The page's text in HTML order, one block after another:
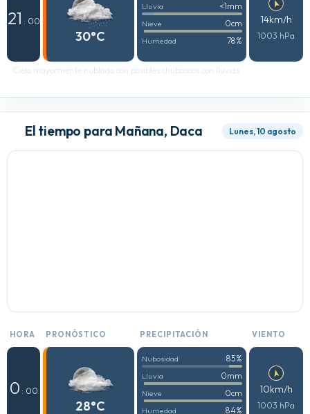
21 : 00
30°C
Lluvia <1mm
Nieve 0cm
Humedad 78%
14km/h
1003 hPa
Cielo mayormente nublado con posibles chubascos con lluvias
El tiempo para Mañana, Daca Lunes, 10 agosto
HORA PRONÓSTICO PRECIPITACIÓN VIENTO
0 : 00
28°C
Nubosidad 85%
Lluvia 0mm
Nieve 0cm
Humedad 84%
10km/h
1003 hPa